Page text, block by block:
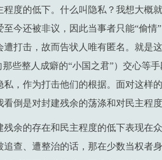
程度的低下。什么叫隐私？我想大概
至今还被非议，因此当事者只能“偷
遭打击，故而告状人唯有匿名。就是
那些整人成癖的“小国之君”）交心等
私，作为打击他们的根据。面对这样
倒是对封建残余的荡涤和对民主程度
残余的存在和民主程度的低下表现在
追查、遭整治的话，那在少数当权者